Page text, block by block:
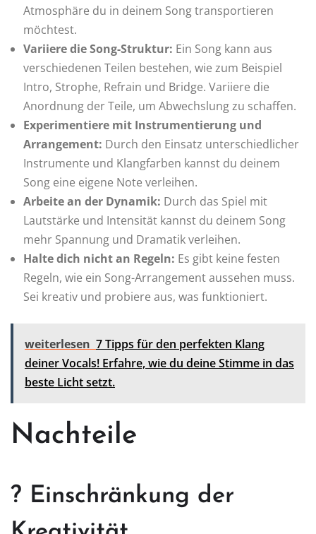
Atmosphäre du in deinem Song transportieren
möchtest.
Variiere die Song-Struktur: Ein Song kann aus
verschiedenen Teilen bestehen, wie zum Beispiel
Intro, Strophe, Refrain und Bridge. Variiere die
Anordnung der Teile, um Abwechslung zu schaffen.
Experimentiere mit Instrumentierung und
Arrangement: Durch den Einsatz unterschiedlicher
Instrumente und Klangfarben kannst du deinem
Song eine eigene Note verleihen.
Arbeite an der Dynamik: Durch das Spiel mit
Lautstärke und Intensität kannst du deinem Song
mehr Spannung und Dramatik verleihen.
Halte dich nicht an Regeln: Es gibt keine festen
Regeln, wie ein Song-Arrangement aussehen muss.
Sei kreativ und probiere aus, was funktioniert.
weiterlesen 7 Tipps für den perfekten Klang
deiner Vocals! Erfahre, wie du deine Stimme in das
beste Licht setzt.
Nachteile
? Einschränkung der